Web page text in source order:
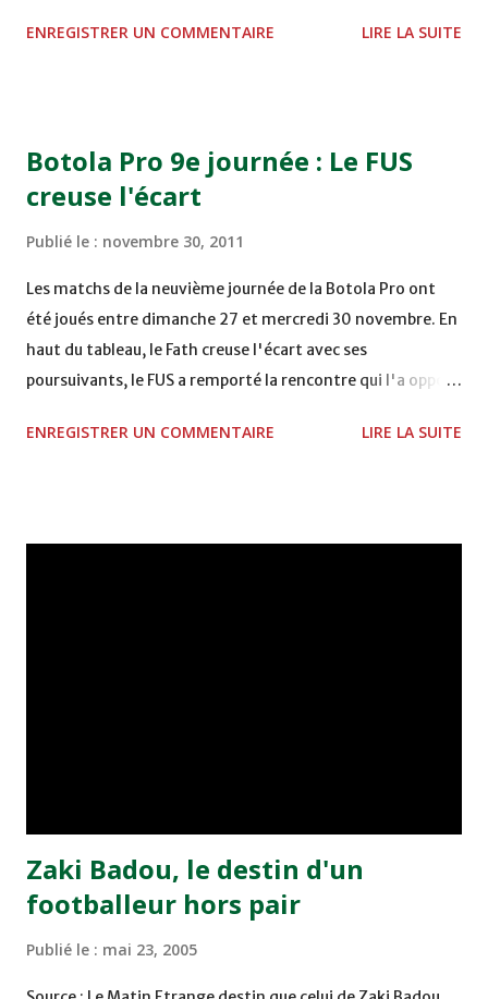
TERRAIN EL ABDI - EL JADIDA 16h30 OCK 0 - 1 HUSA
Mardi 06/12/2011 15H00 WAF - OCS au COMPLEXE SPORTIF
DE FES - FES WAC - MAS Reporté pour cause de finale de la
ENREGISTRER UN COMMENTAIRE LIRE LA SUITE
Botola Pro 9e journée : Le FUS
creuse l'écart
Publié le : novembre 30, 2011
Les matchs de la neuvième journée de la Botola Pro ont
été joués entre dimanche 27 et mercredi 30 novembre. En
haut du tableau, le Fath creuse l'écart avec ses
poursuivants, le FUS a remporté la rencontre qui l'a opposé
2, Badr Kachani a ouvert la marque à la 38e pour les
ENREGISTRER UN COMMENTAIRE LIRE LA SUITE
Zaki Badou, le destin d'un
footballeur hors pair
Publié le : mai 23, 2005